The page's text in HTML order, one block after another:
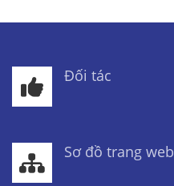
Đối tác
Sơ đồ trang web